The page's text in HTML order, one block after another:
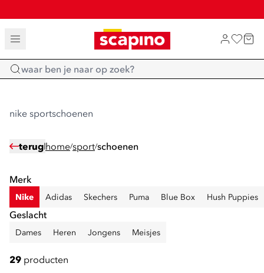
TOT 70% KORTING OP SALE
SHOP NIEUW
Home
nike sportschoenen
terug home/sport/schoenen
Merk
Nike Adidas Skechers Puma Blue Box Hush Puppies
Geslacht
Dames Heren Jongens Meisjes
29 producten